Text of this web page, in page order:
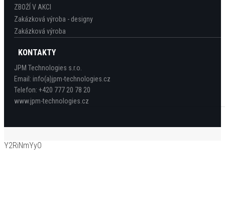
ZBOŽÍ V AKCI
Zakázková výroba - designy
Zakázková výroba
KONTAKTY
JPM Technologies s.r.o.
Email: info(a)jpm-technologies.cz
Telefon: +420 777 20 78 20
www.jpm-technologies.cz
Y2RiNmYyO